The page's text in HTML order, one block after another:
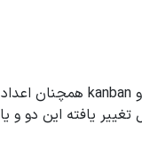
ببخشید تقویم در calendar فارسی شده ولی در نماهای gantt و kanban همچنان اعداد
یافته این دو و یا